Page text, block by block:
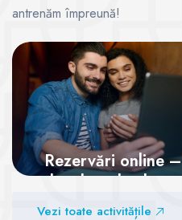
antrenăm împreună!
Rezervări online –
locul tău la clase,
garantat!
Vezi toate activitățile